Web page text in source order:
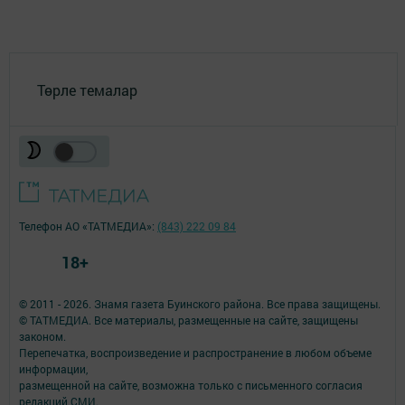
Төрле темалар
© 2011 - 2026. Знамя газета Буинского района. Все права защищены.
© ТАТМЕДИА. Все материалы, размещенные на сайте, защищены
законом.
Перепечатка, воспроизведение и распространение в любом объеме
информации,
размещенной на сайте, возможна только с письменного согласия
редакций СМИ.
Телефон АО «ТАТМЕДИА»: (843) 222 09 84
18+